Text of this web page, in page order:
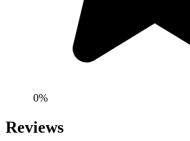
0%
Reviews